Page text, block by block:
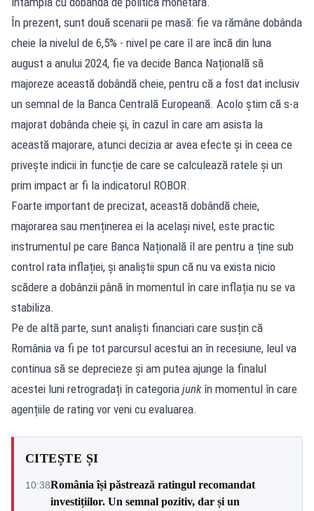
În prezent, sunt două scenarii pe masă: fie va rămâne dobânda
cheie la nivelul de 6,5% - nivel pe care îl are încă din luna
august a anului 2024, fie va decide Banca Națională să
majoreze această dobândă cheie, pentru că a fost dat inclusiv
un semnal de la Banca Centrală Europeană. Acolo știm că s-a
majorat dobânda cheie și, în cazul în care am asista la
această majorare, atunci decizia ar avea efecte și în ceea ce
privește indicii în funcție de care se calculează ratele și un
prim impact ar fi la indicatorul ROBOR.
Foarte important de precizat, această dobândă cheie,
majorarea sau menținerea ei la același nivel, este practic
instrumentul pe care Banca Națională îl are pentru a ține sub
control rata inflației, și analiștii spun că nu va exista nicio
scădere a dobânzii până în momentul în care inflația nu se va
stabiliza.
Pe de altă parte, sunt analiști financiari care susțin că
România va fi pe tot parcursul acestui an în recesiune, leul va
continua să se deprecieze și am putea ajunge la finalul
acestei luni retrogradați în categoria junkîn momentul în care
agențiile de rating vor veni cu evaluarea.
CITEȘTE ȘI
10:38România își păstrează ratingul recomandat
investițiilor. Un semnal pozitiv, dar și un